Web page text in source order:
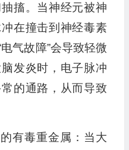
搐。当神经元被神
在撞击到神经毒素
气故障”会导致轻微
发炎时，电子脉冲
的通路，从而导致
有毒重金属：当大